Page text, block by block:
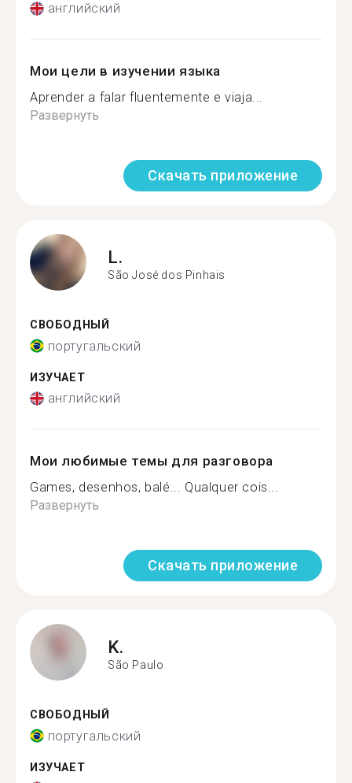
английский
Мои цели в изучении языка
Aprender a falar fluentemente e viaja...
Развернуть
Скачать приложение
L.
São José dos Pinhais
СВОБОДНЫЙ
португальский
ИЗУЧАЕТ
английский
Мои любимые темы для разговора
Games, desenhos, balé... Qualquer cois...
Развернуть
Скачать приложение
K.
São Paulo
СВОБОДНЫЙ
португальский
ИЗУЧАЕТ